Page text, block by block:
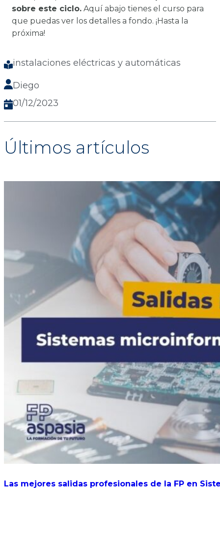
sobre este ciclo. Aquí abajo tienes el curso para
que puedas ver los detalles a fondo. ¡Hasta la
próxima!
instalaciones eléctricas y automáticas
Diego
01/12/2023
Últimos artículos
Las mejores salidas profesionales de la FP en